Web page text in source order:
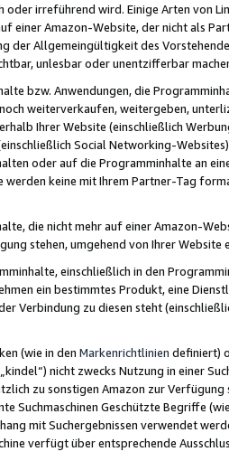
oder irreführend wird. Einige Arten von
einer Amazon-Website, der nicht als
der Allgemeingültigkeit des
unlesbar oder unentzifferbar
bzw. Anwendungen, die
weiterverkaufen, weitergeben,
Ihrer Website (einschließlich
Social Networking-
oder auf die Programminhalte an
werden keine mit Ihrem Partner-Tag
die nicht mehr auf einer Amazon-
stehen, umgehend von Ihrer
einschließlich in den
ein bestimmtes Produkt, eine
Verbindung zu diesen steht
(wie in den Markenrichtlinien definiert)
„kindel“) nicht zwecks Nutzung in einer
zu sonstigen Amazon zur
Suchmaschinen Geschützte Begriffe
mit Suchergebnissen verwendet
verfügt über entsprechende